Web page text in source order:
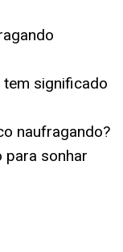
significado
naufragando?
para sonhar